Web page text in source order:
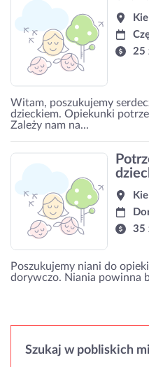
25
Witam, poszukujemy
dzieckiem. Opiekunki
Zależy nam na...
35
Poszukujemy niani do
dorywczo. Niania powinna
Szukaj w pobliskich